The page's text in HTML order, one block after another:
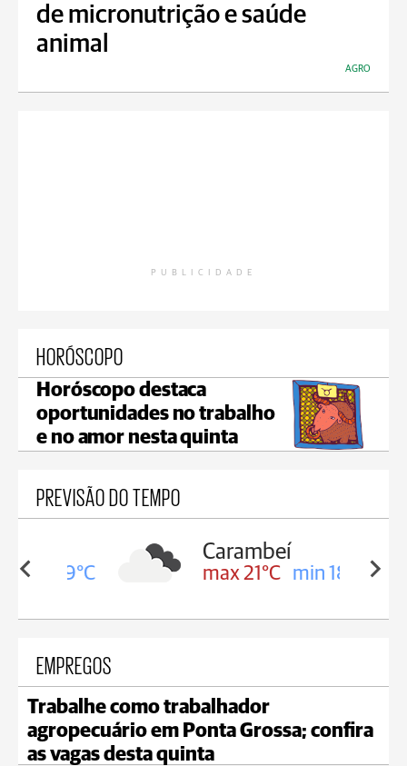
de micronutrição e saúde
animal
AGRO
PUBLICIDADE
HORÓSCOPO
Horóscopo destaca
oportunidades no trabalho
e no amor nesta quinta
PREVISÃO DO TEMPO
19°C
Carambeí
max 21°C min 18°C
EMPREGOS
Trabalhe como trabalhador
agropecuário em Ponta Grossa; confira
as vagas desta quinta